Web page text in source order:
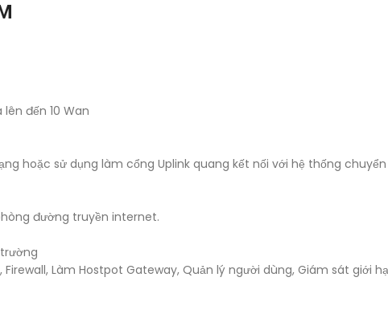
đến 10 Wan
hoặc sử dụng làm cổng Uplink quang kết nối với hệ thống
đường truyền internet.
Làm Hostpot Gateway, Quản lý người dùng, Giám sát giới